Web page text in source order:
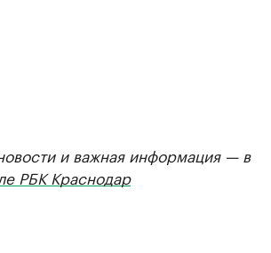
и важная информация — в
РБК Краснодар